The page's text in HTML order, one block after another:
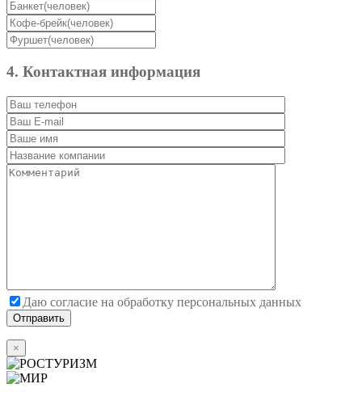
4. Контактная информация
Даю согласие на обработку персональных данных
×